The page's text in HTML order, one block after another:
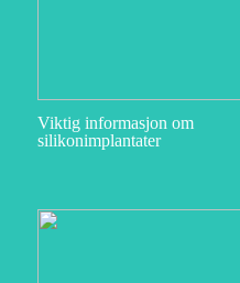
Viktig informasjon om
silikonimplantater